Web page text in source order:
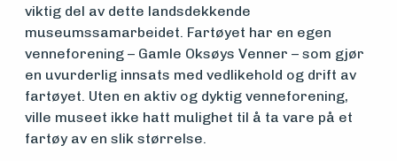
viktig del av dette landsdekkende
museumssamarbeidet. Fartøyet har en egen
venneforening – Gamle Oksøys Venner – som gjør
en uvurderlig innsats med vedlikehold og drift av
fartøyet. Uten en aktiv og dyktig venneforening,
ville museet ikke hatt mulighet til å ta vare på et
fartøy av en slik størrelse.